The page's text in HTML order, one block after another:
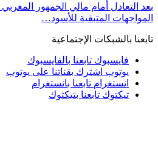
بعد التعادل أمام مالي الجمهور
المواجهات المتبقية للأسود…
تابعنا بالشبكات الإجتماعية
فايسبوك تابعنا بالفايسبوك
يوتوب اشترك بقناتنا على يوتوب
انستغرام تابعنا بانستغرام
تيكتوك تابعنا بتيكتوك